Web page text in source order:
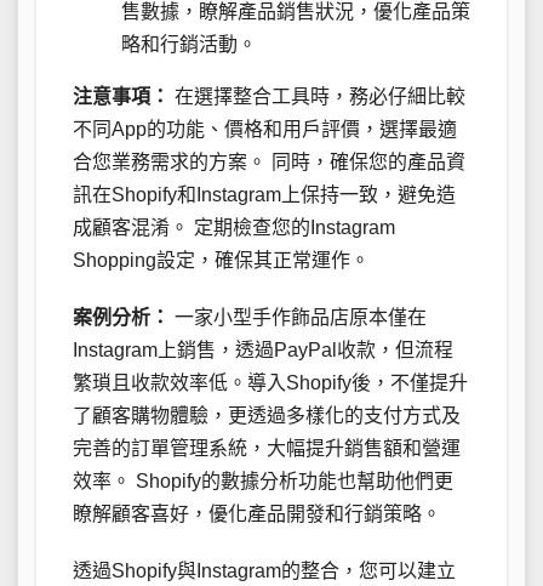
售數據，瞭解產品銷售狀況，優化產品策
略和行銷活動。
注意事項： 在選擇整合工具時，務必仔細比較
不同App的功能、價格和用戶評價，選擇最適
合您業務需求的方案。 同時，確保您的產品資
訊在Shopify和Instagram上保持一致，避免造
成顧客混淆。 定期檢查您的Instagram
Shopping設定，確保其正常運作。
案例分析： 一家小型手作飾品店原本僅在
Instagram上銷售，透過PayPal收款，但流程
繁瑣且收款效率低。導入Shopify後，不僅提升
了顧客購物體驗，更透過多樣化的支付方式及
完善的訂單管理系統，大幅提升銷售額和營運
效率。 Shopify的數據分析功能也幫助他們更
瞭解顧客喜好，優化產品開發和行銷策略。
透過Shopify與Instagram的整合，您可以建立